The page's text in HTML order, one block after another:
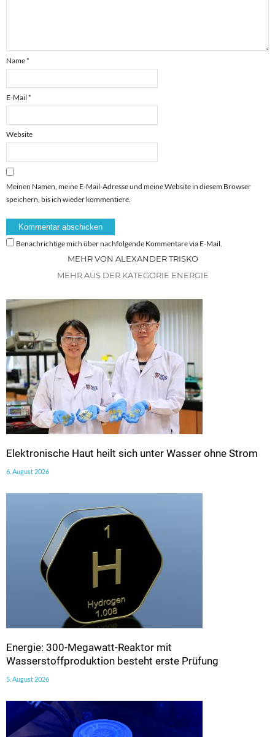
Name*
E-Mail *
Website
Meinen Namen, meine E-Mail-Adresse und meine Website in diesem Browser
speichern, bis ich wieder kommentiere.
Benachrichtige mich über nachfolgende Kommentare via E-Mail.
MEHR VON ALEXANDER TRISKO
MEHR AUS DER KATEGORIE ENERGIE
Elektronische Haut heilt sich unter Wasser ohne Strom
6. August 2026
Energie: 300-Megawatt-Reaktor mit
Wasserstoffproduktion besteht erste Prüfung
5. August 2026